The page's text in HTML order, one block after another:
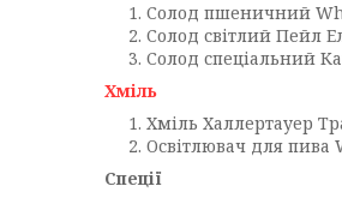
Солод пшеничний
Солод світлий Пейл
Солод спеціальний
Хміль
Хміль Халлертауер
Освітлювач для пива
Спеції